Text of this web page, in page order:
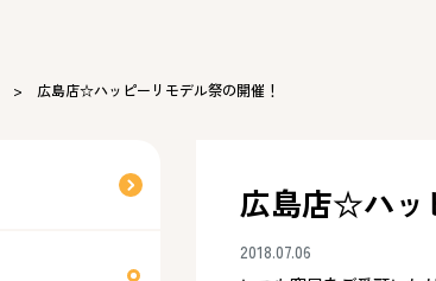
> 広島店☆ハッピーリモデル祭の開催！
広島店☆ハッ
2018.07.06